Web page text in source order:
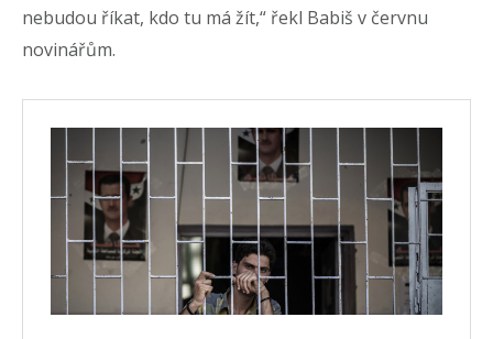
nebudou říkat, kdo tu má žít,“ řekl Babiš v červnu
novinářům.